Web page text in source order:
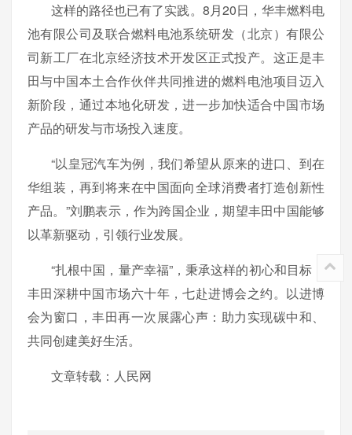
这样的路径也已有了实践。8月20日，华丰燃料电
池有限公司及联合燃料电池系统研发（北京）有限公
司新工厂在北京经济技术开发区正式投产。这正是丰
田与中国本土合作伙伴共同推进的燃料电池项目迈入
新阶段，通过本地化研发，进一步加快适合中国市场
产品的研发与市场投入速度。
“以皇冠汽车为例，我们希望从原来的进口、到在
华组装，再到将来在中国面向全球消费者打造创新性
产品。”刘鹏表示，作为跨国企业，期望丰田中国能够
以革新驱动，引领行业发展。
“扎根中国，量产幸福”，秉承这样的初心和目标，
丰田深耕中国市场六十年，七赴进博会之约。以进博
会为窗口，丰田再一次展露心声：助力实现碳中和、
共同创建美好生活。
文章转载：人民网